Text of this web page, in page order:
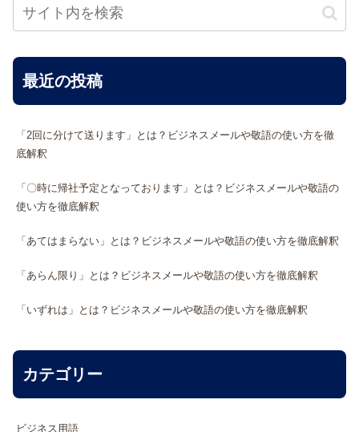
最近の投稿
「2回に分けて送ります」とは？ビジネスメールや敬語の使い方を徹
底解釈
「〇時に帰社予定となっております」とは？ビジネスメールや敬語の
使い方を徹底解釈
「あてはまらない」とは？ビジネスメールや敬語の使い方を徹底解釈
「あらん限り」とは？ビジネスメールや敬語の使い方を徹底解釈
「いずれは」とは？ビジネスメールや敬語の使い方を徹底解釈
カテゴリー
ビジネス用語